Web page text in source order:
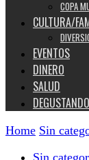
COPA
CULTURA/
EVENTOS
DINERO
SALUD
DEGUSTANDO
Home Sin
Sin